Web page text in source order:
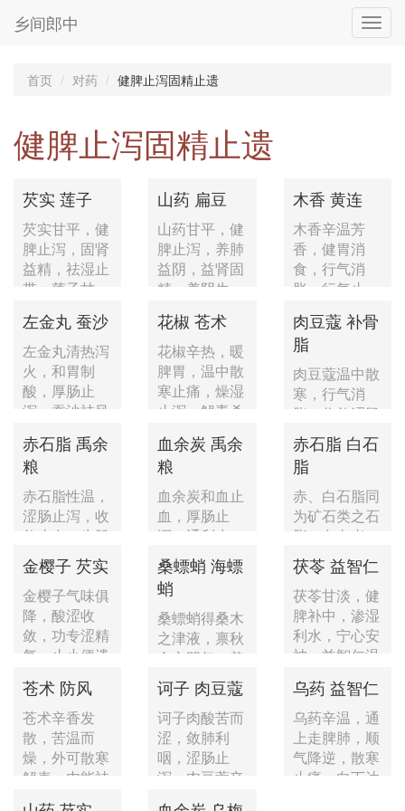
乡间郎中
首页 对药 健脾止泻固精止遗
健脾止泻固精止遗
芡实 莲子
芡实甘平，健
脾止泻，固肾
益精，祛湿止
带；莲子甘
山药 扁豆
山药甘平，健
脾止泻，养肺
益阴，益肾固
精，养阴生
木香 黄连
木香辛温芳
香，健胃消
食，行气消
胀，行气止
寒，...
左金丸 蚕沙
左金丸清热泻
火，和胃制
酸，厚肠止
泻；蚕沙祛风
花椒 苍术
花椒辛热，暖
脾胃，温中散
寒止痛，燥湿
止泻，解毒杀
肉豆蔻 补骨
脂
肉豆蔻温中散
寒，行气消
胀，收敛涩肠
止泻；补骨脂
补肾壮阳...
赤石脂 禹余
粮
赤石脂性温，
涩肠止泻，收
敛止血，生肌
收口；禹余粮
甘平性...
血余炭 禹余
粮
血余炭和血止
血，厚肠止
泻，通利水
道；禹余粮涩
肠止泻，收...
赤石脂 白石
脂
赤、白石脂同
为矿石类之石
脂。色白者
为“白石脂”，
色赤者...
金樱子 芡实
金樱子气味俱
降，酸涩收
敛，功专涩精
气，止小便遗
桑螵蛸 海螵
蛸
桑螵蛸得桑木
之津液，禀秋
金之阴气，善
滋肾助阳，固
精缩泉...
茯苓 益智仁
茯苓甘淡，健
脾补中，渗湿
利水，宁心安
神；益智仁温
苍术 防风
苍术辛香发
散，苦温而
燥，外可散寒
解表，内能祛
诃子 肉豆蔻
诃子肉酸苦而
涩，敛肺利
咽，涩肠止
泻；肉豆蔻辛
乌药 益智仁
乌药辛温，通
上走脾肺，顺
气降逆，散寒
止痛，向下达